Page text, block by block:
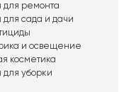
для ремонта
для сада и дачи
и освещение
косметика
для уборки